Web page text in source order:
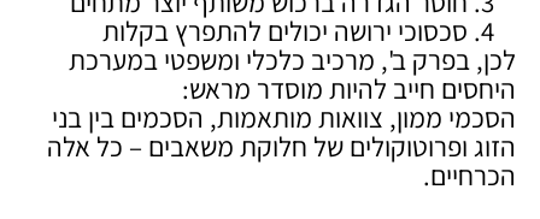
סכסוכי ירושה יכולים להתפרץ בקלות
לכן, בפרק ב', מרכיב כלכלי ומשפטי במערכת
היחסים חייב להיות מוסדר מראש:
הסכמי ממון, צוואות מותאמות, הסכמים בין בני
הזוג ופרוטוקולים של חלוקת משאבים – כל אלה
הכרחיים.